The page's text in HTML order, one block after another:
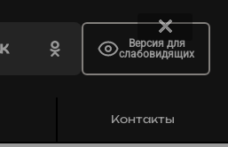
Версия для
слабовидящих
Контакты